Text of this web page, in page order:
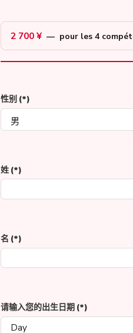
2 700 ¥— pour les 4
性别 (*)
姓 (*)
名 (*)
请输入您的出生日期 (*)